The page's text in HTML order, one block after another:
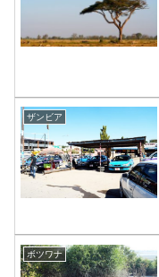
ザンビア
ボツワナ